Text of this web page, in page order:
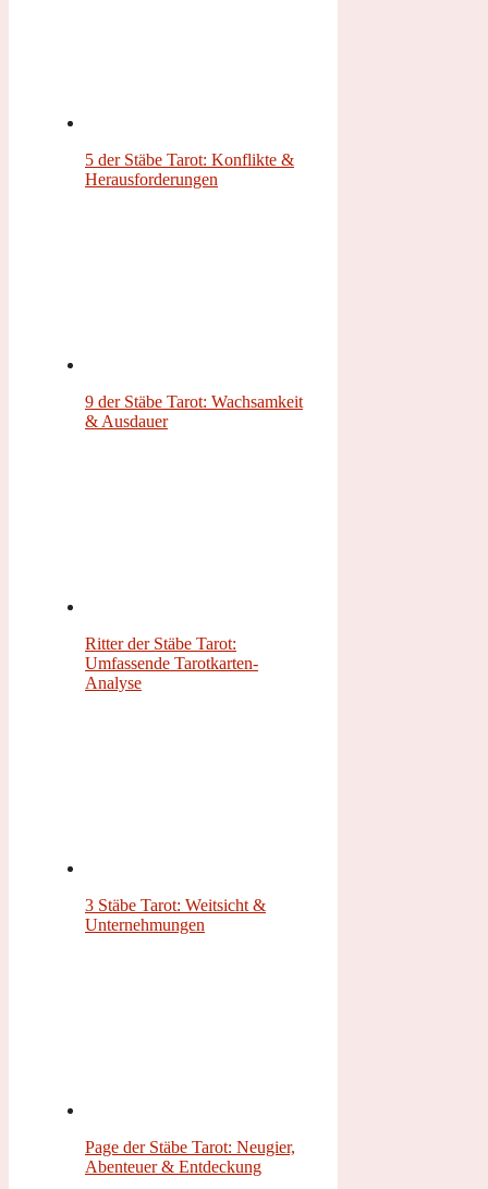
5 der Stäbe Tarot: Konflikte &
Herausforderungen
9 der Stäbe Tarot: Wachsamkeit
& Ausdauer
Ritter der Stäbe Tarot:
Umfassende Tarotkarten-
Analyse
3 Stäbe Tarot: Weitsicht &
Unternehmungen
Page der Stäbe Tarot: Neugier,
Abenteuer & Entdeckung